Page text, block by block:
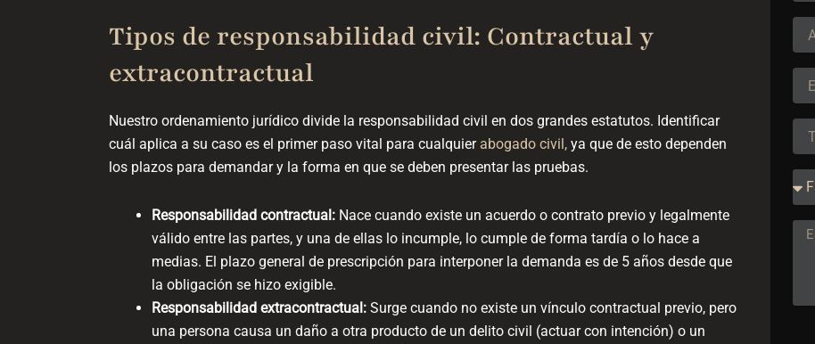
Tipos de responsabilidad civil: Contractual y
extracontractual
Nuestro ordenamiento jurídico divide la responsabilidad civil en dos grandes estatutos. Identificar
cuál aplica a su caso es el primer paso vital para cualquier abogado civil, ya que de esto dependen
los plazos para demandar y la forma en que se deben presentar las pruebas.
Responsabilidad contractual: Nace cuando existe un acuerdo o contrato previo y legalmente
válido entre las partes, y una de ellas lo incumple, lo cumple de forma tardía o lo hace a
medias. El plazo general de prescripción para interponer la demanda es de 5 años desde que
la obligación se hizo exigible.
Responsabilidad extracontractual: Surge cuando no existe un vínculo contractual previo, pero
una persona causa un daño a otra producto de un delito civil (actuar con intención) o un